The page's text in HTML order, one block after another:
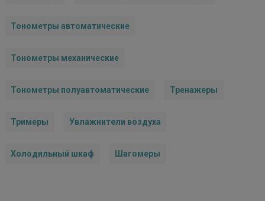
Тонометры автоматические
Тонометры механические
Тонометры полуавтоматические Тренажеры
Тримеры Увлажнители воздуха
Холодильный шкаф Шагомеры